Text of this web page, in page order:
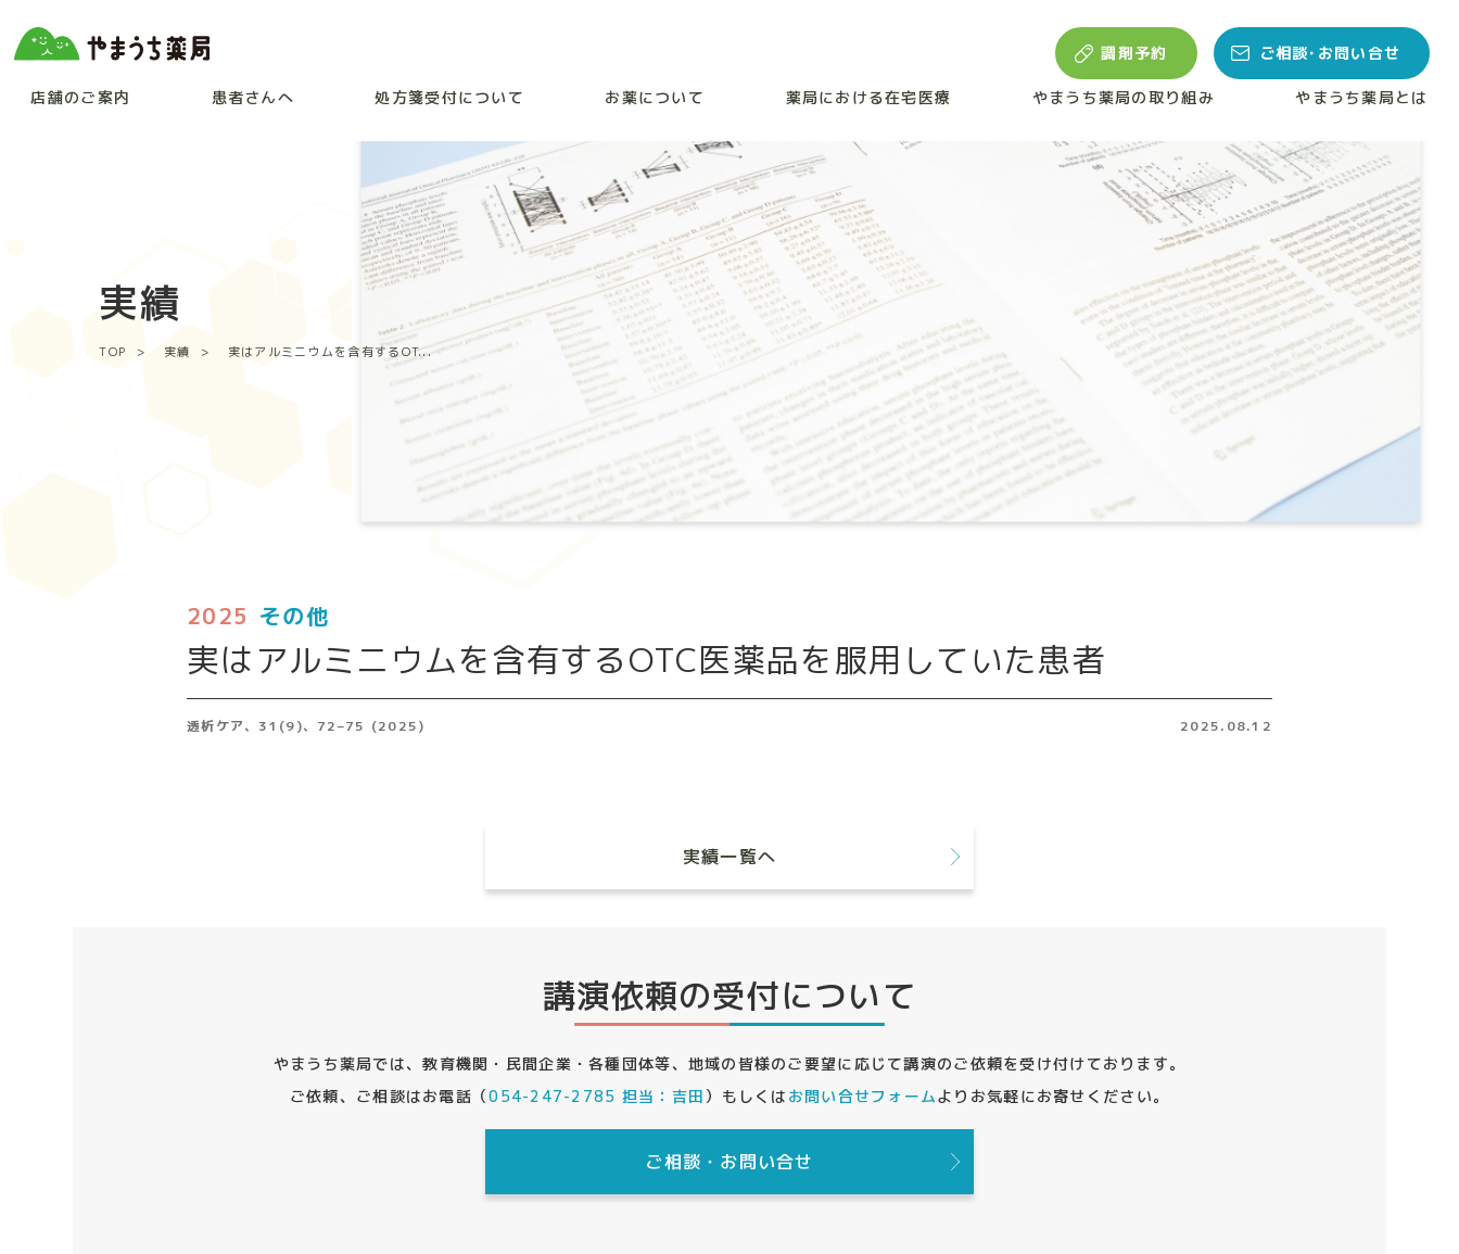
店舗のご案内 患者さんへ 処方箋受付について お薬について 薬局における在宅医療 やまうち薬局の取り組み やまうち薬局とは
調剤予約 ご相談･お問い合せ
実績
TOP 実績 実はアルミニウムを含有するOT...
2025 その他
実はアルミニウムを含有するOTC医薬品を服用していた患者
透析ケア、31(9)、72–75 (2025) 2025.08.12
実績一覧へ
講演依頼の受付について
やまうち薬局では、教育機関・民間企業・各種団体等、地域の皆様のご要望に応じて講演のご依頼を受け付けております。
ご依頼、ご相談はお電話（054-247-2785 担当：吉田） もしくは お問い合せフォームよりお気軽にお寄せください。
ご相談・お問い合せ